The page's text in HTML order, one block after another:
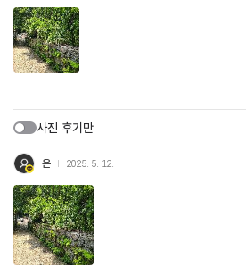
사진 후기만
은 2025. 5. 12.